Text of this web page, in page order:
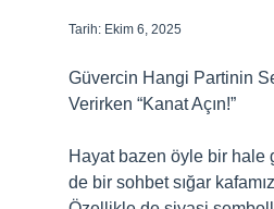
Tarih: Ekim 6, 2025
Güvercin Hangi Partinin
Verirken “Kanat Açın!”
Hayat bazen öyle bir hale
de bir sohbet sığar